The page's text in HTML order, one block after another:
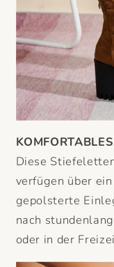
Diese
verfügen über
gepolsterte
nach
oder in der